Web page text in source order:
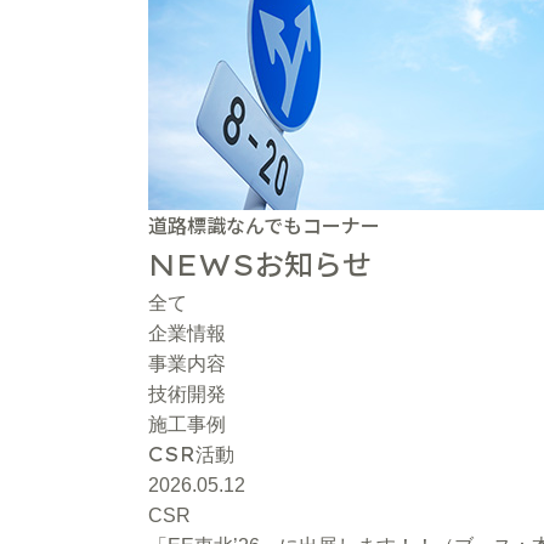
道路標識なんでもコーナー
NEWSお知らせ
全て
企業情報
事業内容
技術開発
施工事例
CSR活動
2026.05.12
CSR